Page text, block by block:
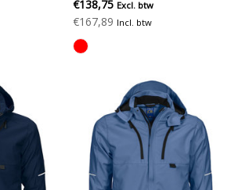
€138,75 Excl. btw
€167,89 Incl. btw